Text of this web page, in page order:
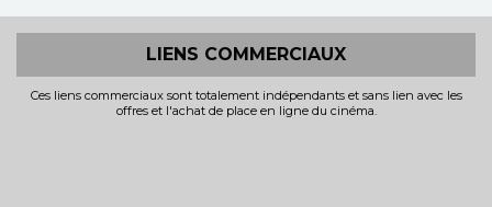
LIENS COMMERCIAUX
Ces liens commerciaux sont totalement indépendants et sans lien avec les
offres et l'achat de place en ligne du cinéma.